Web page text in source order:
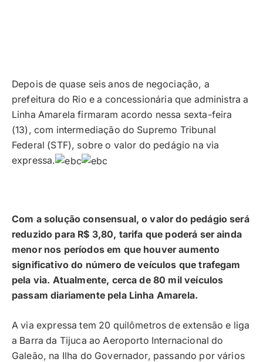
Depois de quase seis anos de negociação, a
prefeitura do Rio e a concessionária que administra a
Linha Amarela firmaram acordo nessa sexta-feira
(13), com intermediação do Supremo Tribunal
Federal (STF), sobre o valor do pedágio na via
expressa.
Com a solução consensual, o valor do pedágio será
reduzido para R$ 3,80, tarifa que poderá ser ainda
menor nos períodos em que houver aumento
significativo do número de veículos que trafegam
pela via. Atualmente, cerca de 80 mil veículos
passam diariamente pela Linha Amarela.
A via expressa tem 20 quilômetros de extensão e liga
a Barra da Tijuca ao Aeroporto Internacional do
Galeão, na Ilha do Governador, passando por vários